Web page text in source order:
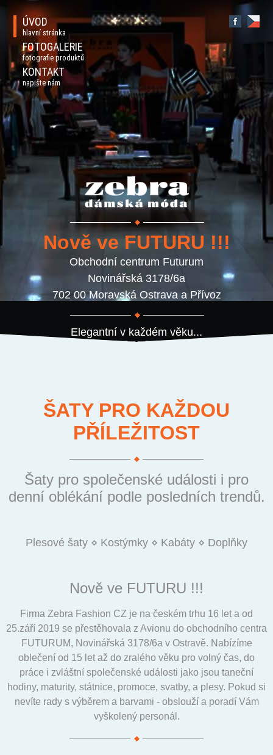
ÚVOD
hlavní stránka
FOTOGALERIE
fotografie produktů
KONTAKT
napište nám
Nově ve FUTURU !!!
Obchodní centrum Futurum
Novinářská 3178/6a
702 00 Moravská Ostrava a Přívoz
Elegantní v každém věku...
ŠATY PRO KAŽDOU
PŘÍLEŽITOST
Šaty pro společenské události i pro
denní oblékání podle posledních trendů.
Nově ve FUTURU !!!
Firma Zebra Fashion CZ je na českém trhu 16 let a od
25.září 2019 se přestěhovala z Avionu do obchodního centra
FUTURUM, Novinářská 3178/6a v Ostravě. Nabízíme
oblečení od 15 let až do zralého věku pro volný čas, do
práce i zvláštní společenské události jako jsou taneční
hodiny, maturity, státnice, promoce, svatby, a plesy. Pokud si
nevíte rady s výběrem a barvami - obslouží a poradí Vám
vyškolený personál.